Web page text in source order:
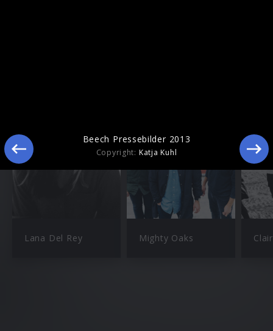
Lana Del Rey Mighty Oaks
Beech Pressebilder 2013
Copyright: Katja Kuhl